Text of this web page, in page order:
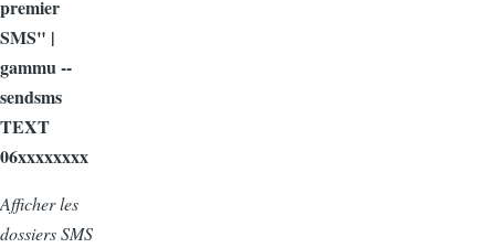
premier
SMS" |
gammu --
sendsms
TEXT
06xxxxxxxx
Afficher les
dossiers SMS